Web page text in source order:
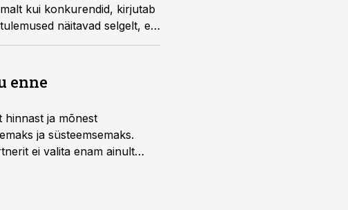
kui konkurendid, kirjutab
näitavad selgelt, et
ligi kaks korda suurema
enne
hinnast ja mõnest
ja süsteemsemaks.
ei valita enam ainult